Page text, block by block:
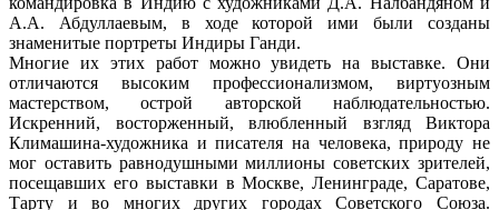
А.А. Абдуллаевым, в ходе которой ими были созданы
знаменитые портреты Индиры Ганди.
Многие их этих работ можно увидеть на выставке. Они
отличаются высоким профессионализмом, виртуозным
мастерством, острой авторской наблюдательностью.
Искренний, восторженный, влюбленный взгляд Виктора
Климашина-художника и писателя на человека, природу не
мог оставить равнодушными миллионы советских зрителей,
посещавших его выставки в Москве, Ленинграде, Саратове,
Тарту и во многих других городах Советского Союза.